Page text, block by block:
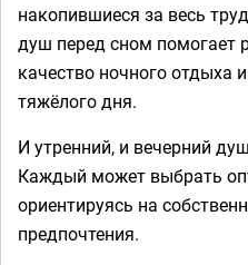
накопившиеся за весь
душ перед сном помогает
качество ночного отдыха
тяжёлого дня.
И утренний, и вечерний
Каждый может выбрать
ориентируясь на
предпочтения.